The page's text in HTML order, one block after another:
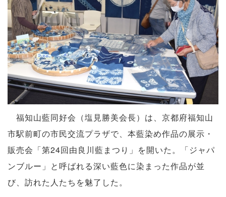
福知山藍同好会（塩見勝美会長）は、京都府福知山
市駅前町の市民交流プラザで、本藍染め作品の展示・
販売会「第24回由良川藍まつり」を開いた。「ジャパ
ンブルー」と呼ばれる深い藍色に染まった作品が並
び、訪れた人たちを魅了した。